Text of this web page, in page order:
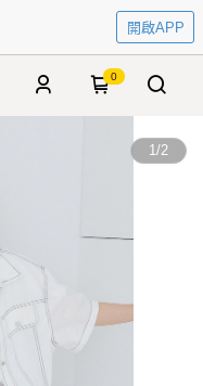
開啟APP
0
1/2